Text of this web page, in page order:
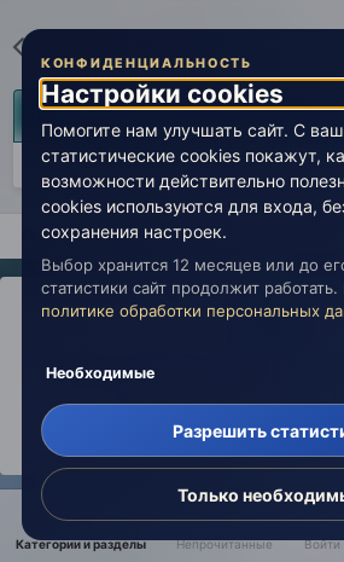
Сейчас на странице0
Нет пользователей,
Главная Лаборатория
IPS ThemebyIPSFocus
Политика
Powered by Invision
Категории и разделы Непрочитанные Войти
КОНФИДЕНЦИАЛЬНОСТЬ
Настройки cookies
Помогите нам улучшать сайт. С
статистические cookies покажут,
возможности действительно
cookies используются для входа,
сохранения настроек.
Выбор хранится 12 месяцев или до
статистики сайт продолжит
политике обработки персональных
Необходимые
Разрешить
Только